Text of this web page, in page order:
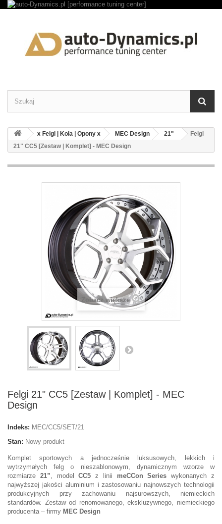
x Felgi | Koła | Opony x MEC Design 21"
Felgi
21" CC5 [Zestaw | Komplet] - MEC Design
Zobacz większe
Felgi 21" CC5 [Zestaw | Komplet] - MEC
Design
Indeks: MEC/CC5/SET/21
Stan: Nowy produkt
Komplet sportowych a jednocześnie luksusowych, lekkich i
wytrzymałych felg o nieszablonowym, dynamicznym wzorze w
rozmiarze 21”, modelCC5 z linii meCCon Series wykonanych z
najwyższej jakości aluminium i zastosowaniu najnowszych technologii
produkcyjnych przy zachowaniu najsurowszych, niemieckich
standardów. Zestaw od renomowanego, ekskluzywnego, niemieckiego
producenta – firmy MEC Design